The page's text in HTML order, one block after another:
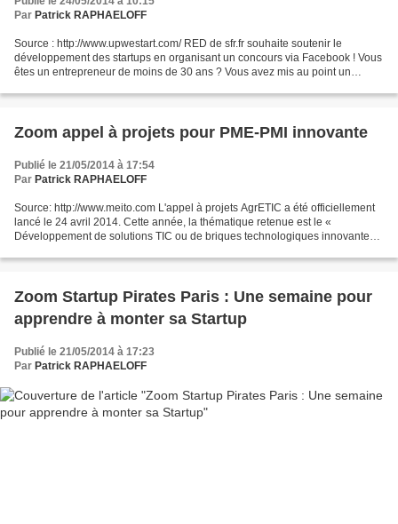
Par Patrick RAPHAELOFF
Source : http://www.upwestart.com/ RED de sfr.fr souhaite soutenir le
développement des startups en organisant un concours via Facebook ! Vous
êtes un entrepreneur de moins de 30 ans ? Vous avez mis au point un
Zoom appel à projets pour PME-PMI innovante
Publié le 21/05/2014 à 17:54
Par Patrick RAPHAELOFF
Source: http://www.meito.com L'appel à projets AgrETIC a été officiellement
lancé le 24 avril 2014. Cette année, la thématique retenue est le «
Développement de solutions TIC ou de briques technologiques innovantes
Zoom Startup Pirates Paris : Une semaine pour
apprendre à monter sa Startup
Publié le 21/05/2014 à 17:23
Par Patrick RAPHAELOFF